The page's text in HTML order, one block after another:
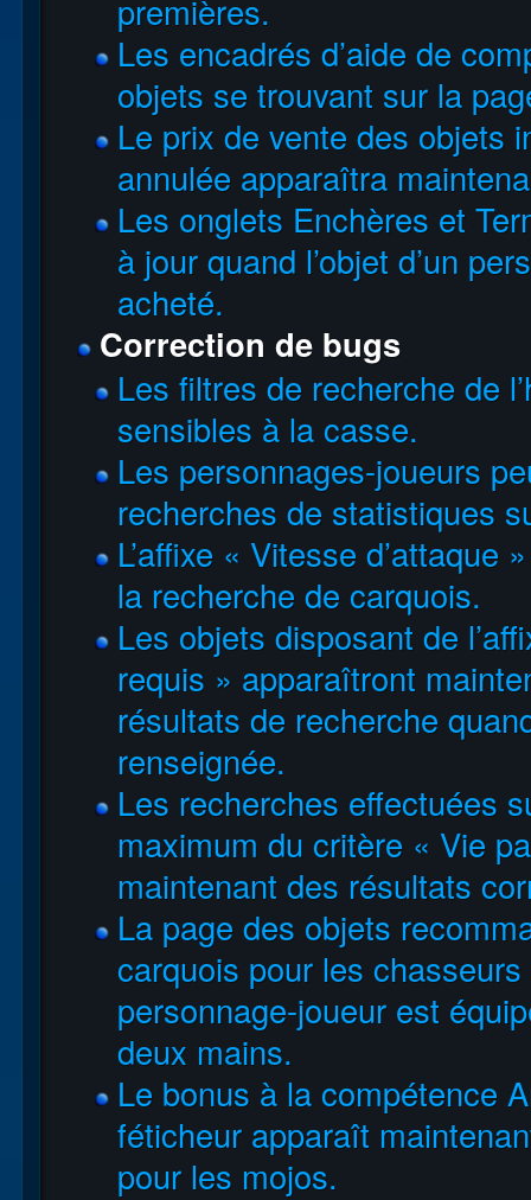
premières.
Les encadrés d’aide de
objets se trouvant sur la
Le prix de vente des objets
annulée apparaîtra
Les onglets Enchères et
à jour quand l’objet d’un
acheté.
Correction de bugs
Les filtres de recherche de
sensibles à la casse.
Les personnages-joueurs
recherches de statistiques
L’affixe « Vitesse
la recherche de carquois.
Les objets disposant de
requis » apparaîtront
résultats de recherche
renseignée.
Les recherches effectuées
maximum du critère « Vie
maintenant des résultats
La page des objets
carquois pour les
personnage-joueur est
deux mains.
Le bonus à la compétence
féticheur apparaît
pour les mojos.